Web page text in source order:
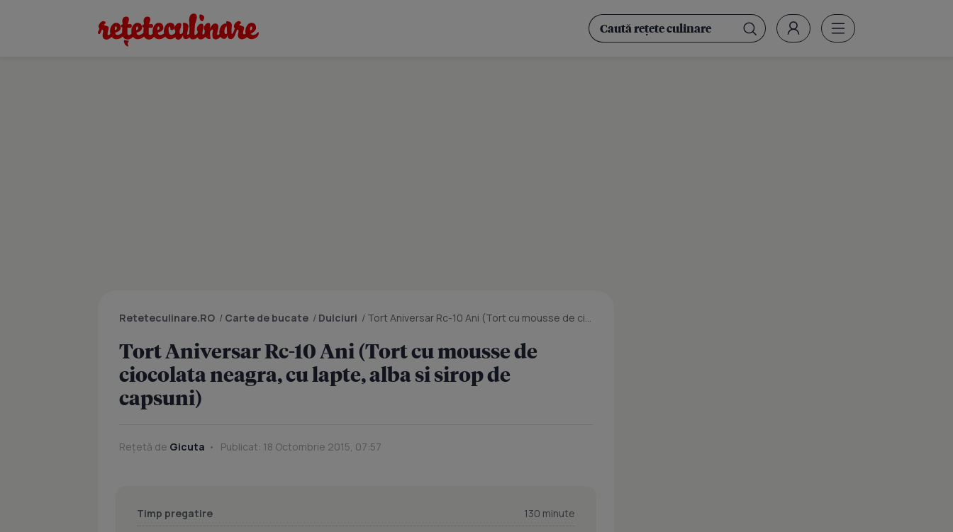
Reteteculinare.RO / Carte de bucate / Dulciuri / Tort Aniversar Rc-10 Ani (Tort cu mousse de ciocolata neagra, cu lapte, alba si sirop de capsuni)
Tort Aniversar Rc-10 Ani (Tort cu mousse de
ciocolata neagra, cu lapte, alba si sirop de
capsuni)
Rețetă de Gicuta Publicat: 18 Octombrie 2015, 07:57
Timp pregatire
130 minute